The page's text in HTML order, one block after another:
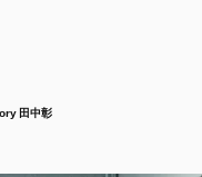
田中彰